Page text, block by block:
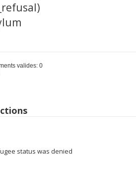
valides: 0
status was denied